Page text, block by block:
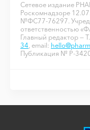
Сетевое издание
Роскомнадзоре
№ФС77-76297.
ответственностью
Главный редактор —
34 , email:
Публикация № P-